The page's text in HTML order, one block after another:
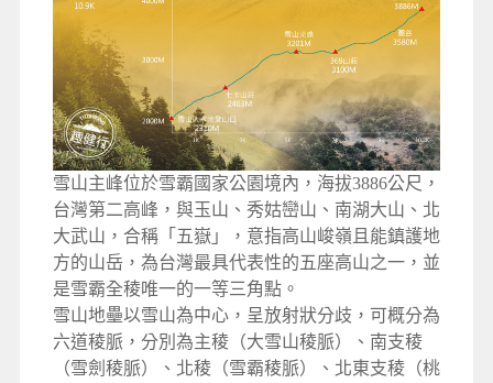
雪山主峰位於雪霸國家公園境內，海拔3886公尺，
台灣第二高峰，與玉山、秀姑巒山、南湖大山、北
大武山，合稱「五嶽」，意指高山峻嶺且能鎮護地
方的山岳，為台灣最具代表性的五座高山之一，並
是雪霸全稜唯一的一等三角點。
雪山地壘以雪山為中心，呈放射狀分歧，可概分為
六道稜脈，分別為主稜（大雪山稜脈）、南支稜
（雪劍稜脈）、北稜（雪霸稜脈）、北東支稜（桃